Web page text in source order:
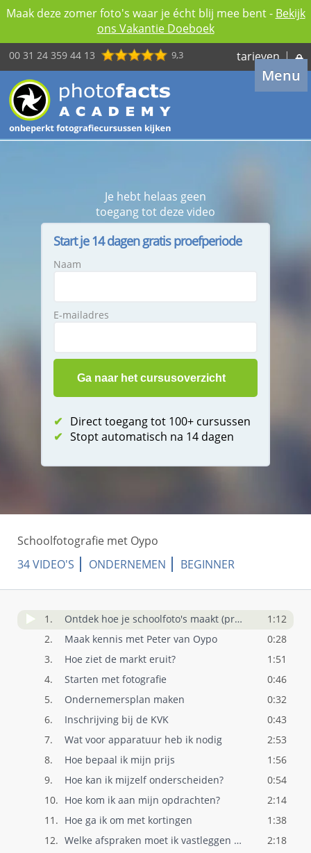
Maak deze zomer foto's waar je écht blij mee bent - Bekijk
ons Vakantie Doeboek
00 31 24 359 44 13 9,3 tarieven |
Menu
Je hebt helaas geen
toegang tot deze video
Start je 14 dagen gratis proefperiode
Naam
E-mailadres
✔ Direct toegang tot 100+ cursussen
✔ Stopt automatisch na 14 dagen
Schoolfotografie met Oypo
34 VIDEO'S
ONDERNEMEN BEGINNER
1. Ontdek hoe je schoolfoto's maakt (promo)
1:12
2.
Maak kennis met Peter van Oypo
0:28
3.
Hoe ziet de markt eruit?
1:51
4.
Starten met fotografie
0:46
5.
Ondernemersplan maken
0:32
6.
Inschrijving bij de KVK
0:43
7.
Wat voor apparatuur heb ik nodig
2:53
8.
Hoe bepaal ik mijn prijs
1:56
9.
Hoe kan ik mijzelf onderscheiden?
0:54
10. Hoe kom ik aan mijn opdrachten?
2:14
11. Hoe ga ik om met kortingen
1:38
12.
Welke afspraken moet ik vastleggen met d..
2:18